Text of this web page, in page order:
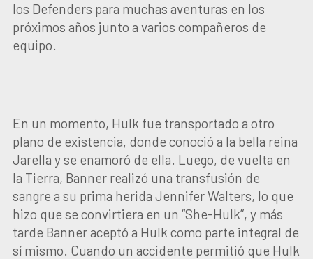
los Defenders para muchas aventuras en los
próximos años junto a varios compañeros de
equipo.
En un momento, Hulk fue transportado a otro
plano de existencia, donde conoció a la bella reina
Jarella y se enamoró de ella. Luego, de vuelta en
la Tierra, Banner realizó una transfusión de
sangre a su prima herida Jennifer Walters, lo que
hizo que se convirtiera en un “She-Hulk”, y más
tarde Banner aceptó a Hulk como parte integral de
sí mismo. Cuando un accidente permitió que Hulk